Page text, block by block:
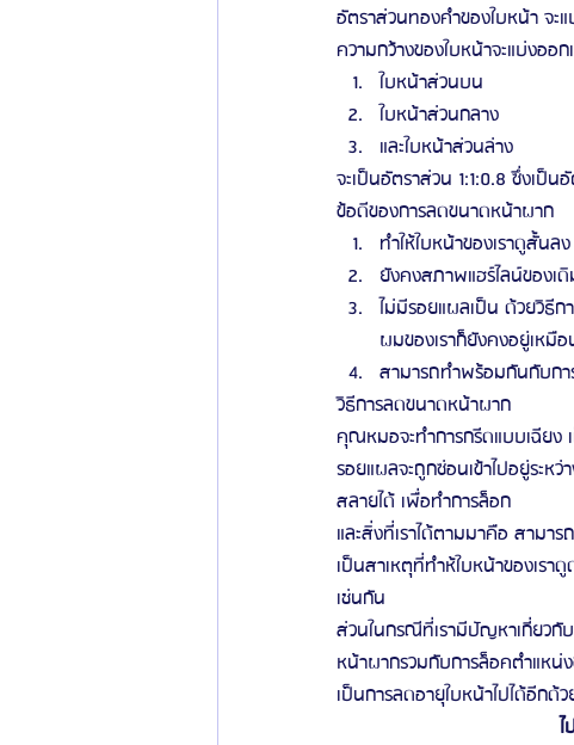
อัตราส่วนทองคำของใบหน้า จะ
ความกว้างของใบหน้าจะแบ่งออก
ใบหน้าส่วนบน
ใบหน้าส่วนกลาง
และใบหน้าส่วนล่าง
จะเป็นอัตราส่วน 1:1:0.8 ซึ่งเป็
ข้อดีของการลดขนาดหน้าผาก
ทำให้ใบหน้าของเราดูสั้นลง
ยังคงสภาพแฮร์ไลน์ของเ
ไม่มีรอยแผลเป็น ด้วยวิธีก
ผมของเราก็ยังคงอยู่เหมื
สามารถทำพร้อมกันกับกา
วิธีการลดขนาดหน้าผาก
คุณหมอจะทำการกรีดแบบเฉียง
รอยแผลจะถูกซ่อนเข้าไปอยู่ระห
สลายได้ เพื่อทำการล็อก
และสิ่งที่เราได้ตามมาคือ สามา
เป็นสาเหตุที่ทำห้ใบหน้าของเร
เช่นกัน
ส่วนในกรณีที่เรามีปัญหาเกี่ยวกั
หน้าผากรวมกับการล็อคตำแหน่
เป็นการลดอายุใบหน้าไปได้อีกด้